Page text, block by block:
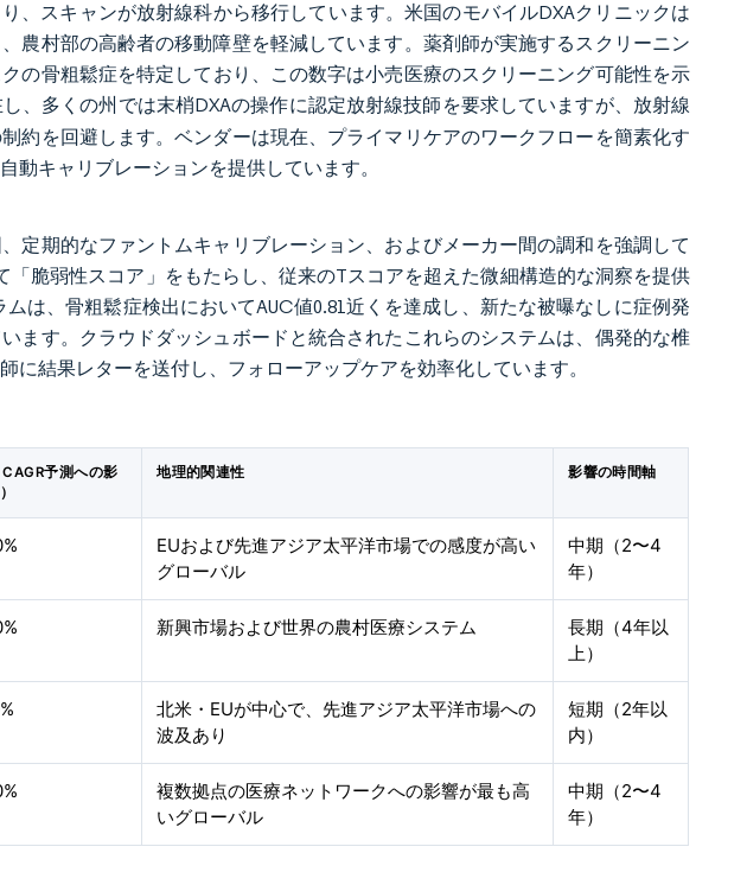
、スキャンが放射線科から移行しています。米国のモバイルDXAクリニックは
農村部の高齢者の移動障壁を軽減しています。薬剤師が実施するスクリーニン
の骨粗鬆症を特定しており、この数字は小売医療のスクリーニング可能性を示
、多くの州では末梢DXAの操作に認定放射線技師を要求していますが、放射線
約を回避します。ベンダーは現在、プライマリケアのワークフローを簡素化す
動キャリブレーションを提供しています。
定期的なファントムキャリブレーション、およびメーカー間の調和を強調して
「脆弱性スコア」をもたらし、従来のTスコアを超えた微細構造的な洞察を提供
は、骨粗鬆症検出においてAUC値0.81近くを達成し、新たな被曝なしに症例発
ます。クラウドダッシュボードと統合されたこれらのシステムは、偶発的な椎
に結果レターを送付し、フォローアップケアを効率化しています。
CAGR予測への影
地理的関連性 影響の時間軸
EUおよび先進アジア太平洋市場での感度が高い
グローバル
中期（2〜4
年）
新興市場および世界の農村医療システム
長期（4年以
上）
北米・EUが中心で、先進アジア太平洋市場への
波及あり
短期（2年以
内）
複数拠点の医療ネットワークへの影響が最も高
いグローバル
中期（2〜4
年）